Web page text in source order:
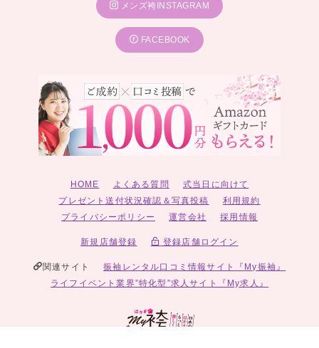
メンズ袴INSTAGRAM
FACEBOOK
HOME よくある質問
式当日に向けて
プレゼント送付状況確認＆写真投稿
利用規約
プライバシーポリシー
運営会社 採用情報
新規店舗登録 登録店舗ログイン
関連サイト
振袖レンタル口コミ情報サイト『My振袖』
ライフイベント業界”特化型”求人サイト『My求人』